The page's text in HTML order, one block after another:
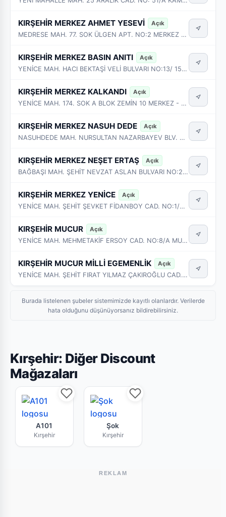
KIRŞEHİR MERKEZ AHMET YESEVİ Açık
MEDRESE MAH. 77. SOK ÜLGEN APT. NO:2 MERKEZ - KIRŞEHİR
KIRŞEHİR MERKEZ BASIN ANITI Açık
YENİCE MAH. HACI BEKTAŞİ VELİ BULVARI NO:13/ 15A-15B MERKEZ - KIRŞEHİR
KIRŞEHİR MERKEZ KALKANDI Açık
YENİCE MAH. 174. SOK A BLOK ZEMİN 10 MERKEZ - KIRŞEHİR
KIRŞEHİR MERKEZ NASUH DEDE Açık
NASUHDEDE MAH. NURSULTAN NAZARBAYEV BLV. UZUN APT. NO:38/11 MERKEZ - KIRŞEHİR
KIRŞEHİR MERKEZ NEŞET ERTAŞ Açık
BAĞBAŞI MAH. ŞEHİT NEVZAT ASLAN BULVARI NO:20/A MERKEZ - KIRŞEHİR
KIRŞEHİR MERKEZ YENİCE Açık
YENİCE MAH. ŞEHİT ŞEVKET FİDANBOY CAD. NO:1/2A MERKEZ - KIRŞEHİR
KIRŞEHİR MUCUR Açık
YENİCE MAH. MEHMETAKİF ERSOY CAD. NO:8/A MUCUR - KIRŞEHİR
KIRŞEHİR MUCUR MİLLİ EGEMENLİK Açık
YENİCE MAH. ŞEHİT FIRAT YILMAZ ÇAKIROĞLU CAD. NO:37 MUCUR - KIRŞEHİR
Burada listelenen şubeler sistemimizde kayıtlı olanlardır. Verilerde
hata olduğunu düşünüyorsanız bildirebilirsiniz.
Kırşehir: Diğer Discount
Mağazaları
A101 Kırşehir mağazasının bu haftaki güncel
A101
Kırşehir
Şok Kırşehir market
Şok
Kırşehir
REKLAM